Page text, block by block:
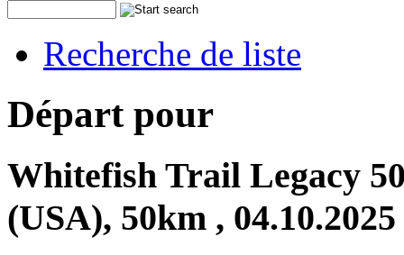
Recherche de liste
Départ pour
Whitefish Trail Legacy
(USA), 50km , 04.10.2025